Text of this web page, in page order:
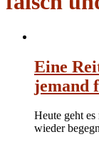
Eine
jemand
Heute geht
wieder